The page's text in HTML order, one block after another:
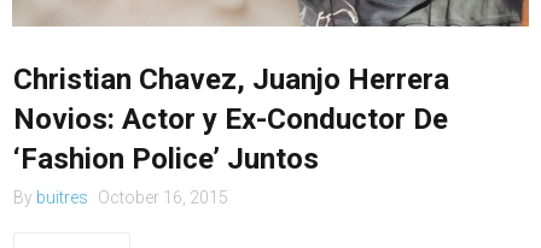
Christian Chavez, Juanjo Herrera
Novios: Actor y Ex-Conductor De
‘Fashion Police’ Juntos
By buitres October 16, 2015